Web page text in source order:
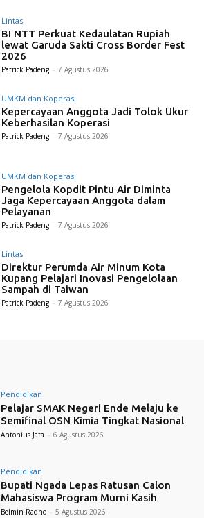
Lintas
BI NTT Perkuat Kedaulatan Rupiah
lewat Garuda Sakti Cross Border Fest
2026
Patrick Padeng - 7 Agustus 2026
UMKM dan Koperasi
Kepercayaan Anggota Jadi Tolok Ukur
Keberhasilan Koperasi
Patrick Padeng - 7 Agustus 2026
UMKM dan Koperasi
Pengelola Kopdit Pintu Air Diminta
Jaga Kepercayaan Anggota dalam
Pelayanan
Patrick Padeng - 7 Agustus 2026
Lintas
Direktur Perumda Air Minum Kota
Kupang Pelajari Inovasi Pengelolaan
Sampah di Taiwan
Patrick Padeng - 7 Agustus 2026
Pendidikan
Pelajar SMAK Negeri Ende Melaju ke
Semifinal OSN Kimia Tingkat Nasional
Antonius Jata - 6 Agustus 2026
Pendidikan
Bupati Ngada Lepas Ratusan Calon
Mahasiswa Program Murni Kasih
Belmin Radho - 5 Agustus 2026